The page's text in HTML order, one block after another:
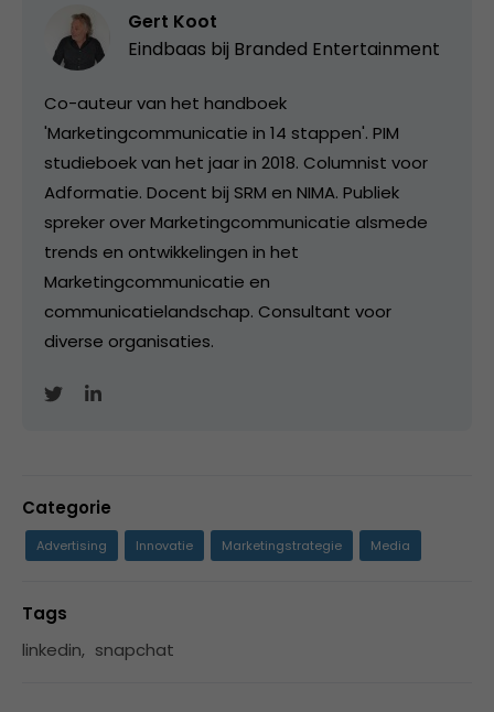
Gert Koot
Eindbaas bij Branded Entertainment
Co-auteur van het handboek
'Marketingcommunicatie in 14 stappen'. PIM
studieboek van het jaar in 2018. Columnist voor
Adformatie. Docent bij SRM en NIMA. Publiek
spreker over Marketingcommunicatie alsmede
trends en ontwikkelingen in het
Marketingcommunicatie en
communicatielandschap. Consultant voor
diverse organisaties.
Categorie
Advertising Innovatie Marketingstrategie Media
Tags
linkedin, snapchat